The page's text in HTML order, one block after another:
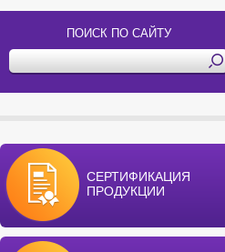
ПОИСК ПО САЙТУ
СЕРТИФИКАЦИЯ
ПРОДУКЦИИ